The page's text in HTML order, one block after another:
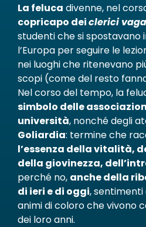
La feluca divenne, nel
copricapo deiclerici
studenti che si spostavano
l’Europa per seguire le
nei luoghi che ritenevano
scopi (come del resto
Nel corso del tempo, la
simbolo delle
università, nonché degli
Goliardia: termine che
l’essenza della vitalità,
della giovinezza,
perché no, anche della
di ieri e di oggi, sentimenti
animi di coloro che vivono
dei loro anni.